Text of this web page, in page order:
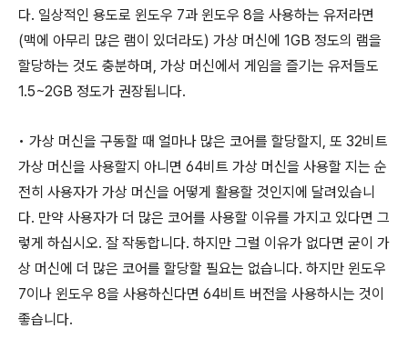
다. 일상적인 용도로 윈도우 7과 윈도우 8을 사용하는 유저라면
(맥에 아무리 많은 램이 있더라도) 가상 머신에 1GB 정도의 램을
할당하는 것도 충분하며, 가상 머신에서 게임을 즐기는 유저들도
1.5~2GB 정도가 권장됩니다.
• 가상 머신을 구동할 때 얼마나 많은 코어를 할당할지, 또 32비트
가상 머신을 사용할지 아니면 64비트 가상 머신을 사용할 지는 순
전히 사용자가 가상 머신을 어떻게 활용할 것인지에 달려있습니
다. 만약 사용자가 더 많은 코어를 사용할 이유를 가지고 있다면 그
렇게 하십시오. 잘 작동합니다. 하지만 그럴 이유가 없다면 굳이 가
상 머신에 더 많은 코어를 할당할 필요는 없습니다. 하지만 윈도우
7이나 윈도우 8을 사용하신다면 64비트 버전을 사용하시는 것이
좋습니다.